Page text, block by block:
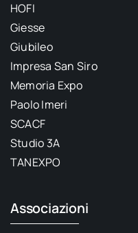
HOFI
Giesse
Giubileo
Impresa San Siro
Memoria Expo
Paolo Imeri
SCACF
Studio 3A
TANEXPO
Associazioni